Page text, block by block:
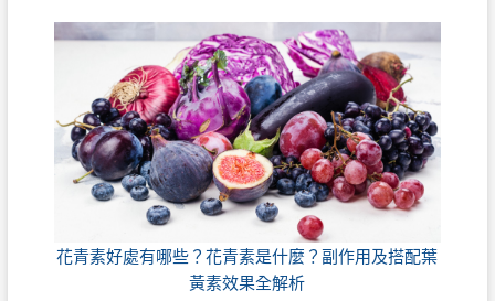
花青素好處有哪些？花青素是什麼？副作用及搭配葉
黃素效果全解析